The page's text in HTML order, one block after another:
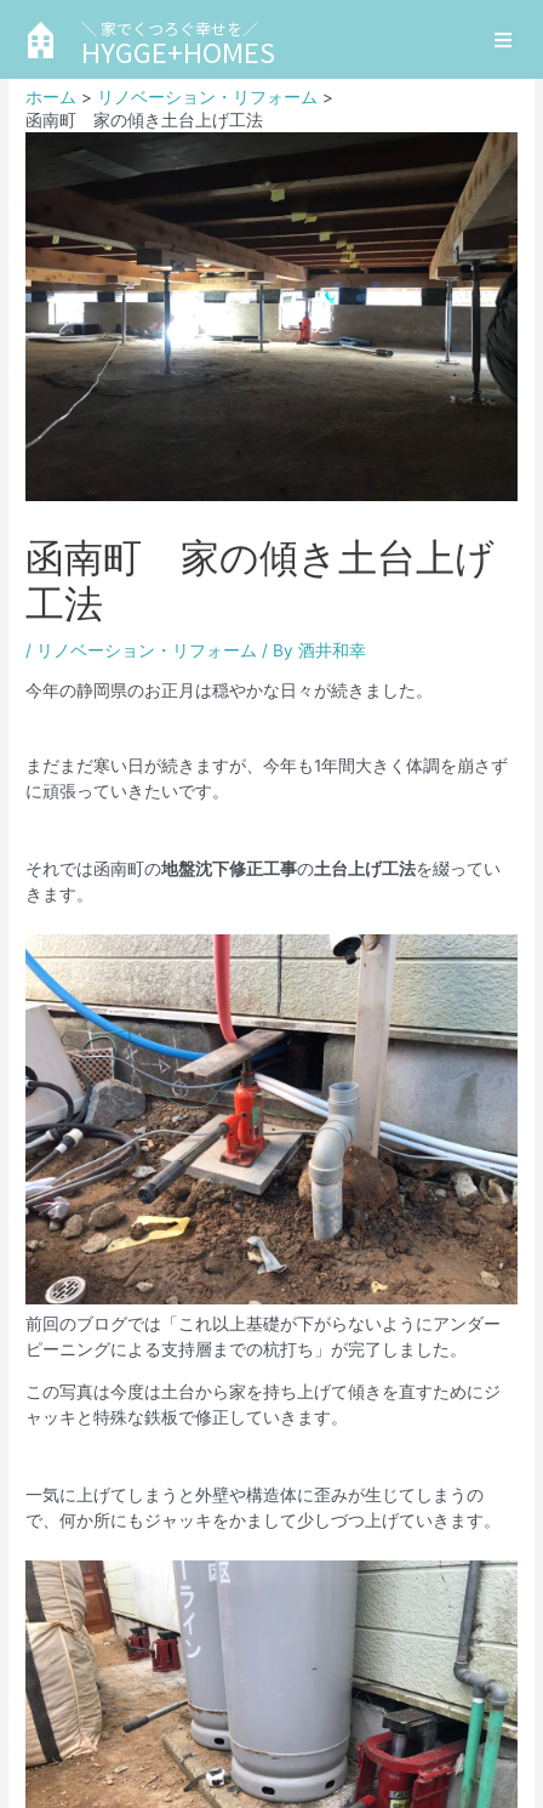
＼ 家でくつろぐ幸せを／
HYGGE+HOMES
ホーム
リノベーション・リフォーム
函南町 家の傾き土台上げ工法
函南町 家の傾き土台上げ
工法
/ リノベーション・リフォーム / By酒井和幸
今年の静岡県のお正月は穏やかな日々が続きました。
まだまだ寒い日が続きますが、今年も1年間大きく体調を崩さず
に頑張っていきたいです。
それでは函南町の地盤沈下修正工事の土台上げ工法を綴ってい
きます。
前回のブログでは「これ以上基礎が下がらないようにアンダー
ピーニングによる支持層までの杭打ち」が完了しました。
この写真は今度は土台から家を持ち上げて傾きを直すためにジ
ャッキと特殊な鉄板で修正していきます。
一気に上げてしまうと外壁や構造体に歪みが生じてしまうの
で、何か所にもジャッキをかまして少しづつ上げていきます。